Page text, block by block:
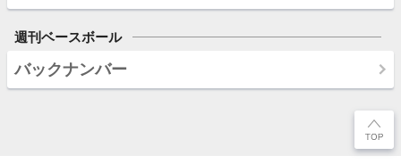
週刊ベースボール
バックナンバー